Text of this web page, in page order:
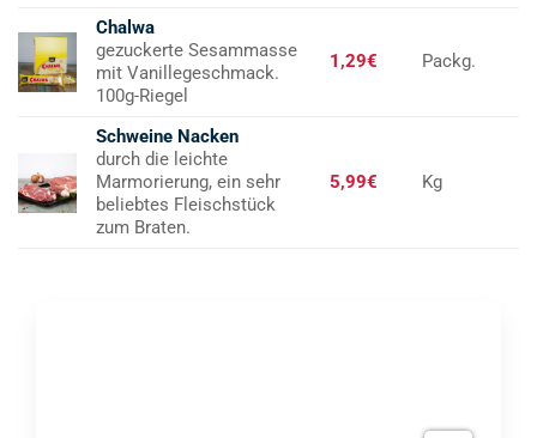
Chalwa
gezuckerte Sesammasse
mit Vanillegeschmack.
100g-Riegel
1,29€ Packg.
Schweine Nacken
durch die leichte
Marmorierung, ein sehr
beliebtes Fleischstück
zum Braten.
5,99€ Kg